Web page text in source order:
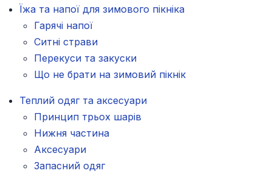
Їжа та напої для зимового пікніка
Гарячі напої
Ситні страви
Перекуси та закуски
Що не брати на зимовий пікнік
Теплий одяг та аксесуари
Принцип трьох шарів
Нижня частина
Аксесуари
Запасний одяг